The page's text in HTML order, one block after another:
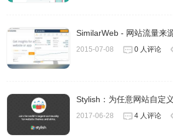
SimilarWeb - 网站流量来
2015-07-08 0 人评论
Stylish：为任意网站自定
2017-06-28 4 人评论